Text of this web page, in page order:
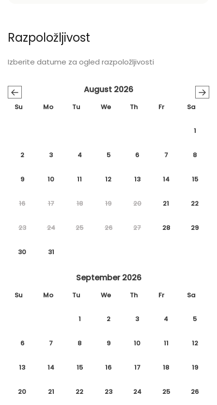
Razpoložljivost
Izberite datume za ogled razpoložljivosti
← →
August 2026
Su Mo Tu We Th Fr Sa
1
2 3 4 5 6 7 8
9 10 11 12 13 14 15
16 17 18 19 20 21 22
23 24 25 26 27 28 29
30 31
September 2026
Su Mo Tu We Th Fr Sa
1 2 3 4 5
6 7 8 9 10 11 12
13 14 15 16 17 18 19
20 21 22 23 24 25 26